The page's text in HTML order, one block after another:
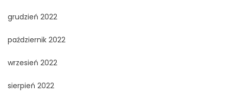
grudzień 2022
październik 2022
wrzesień 2022
sierpień 2022